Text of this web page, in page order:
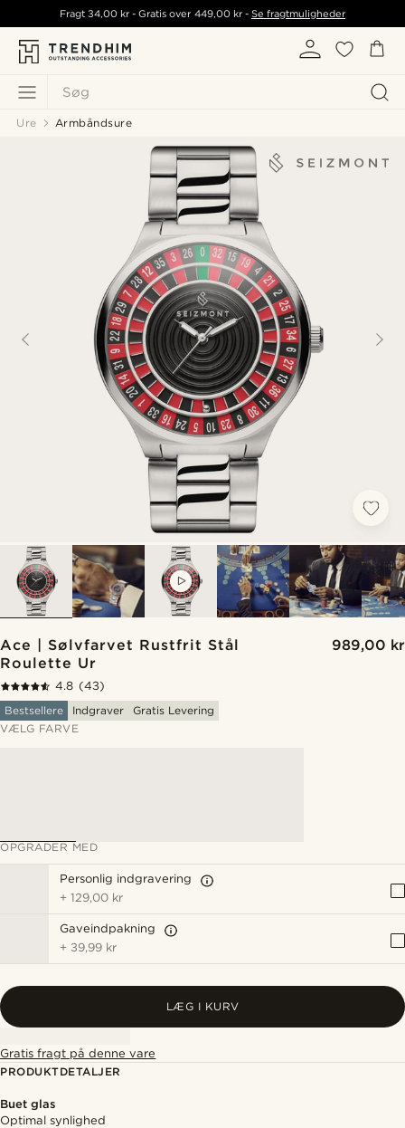
Søg
Fragt34,00 kr - Gratis over 449,00 kr- Se fragtmuligheder
Ure Armbåndsure
Ace | Sølvfarvet Rustfrit Stål
Roulette Ur
989,00 kr
4.8 (43)
Bestsellere
Indgraver
Gratis Levering
VÆLG FARVE
OPGRADER MED
Personlig indgravering
+129,00 kr
Gaveindpakning
+ 39,99 kr
LÆG I KURV
Gratis fragt på denne vare
PRODUKTDETALJER
Buet glas
Optimal synlighed